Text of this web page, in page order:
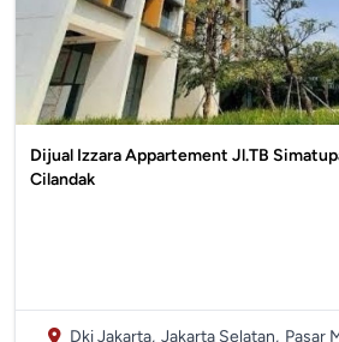
Dijual Izzara Appartement Jl.TB
Cilandak
Dki Jakarta, Jakarta Selatan, Pasar